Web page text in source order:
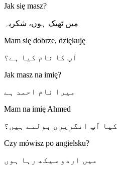
Jak się masz?
میں ٹھیک ہوں، شکریہ
Mam się dobrze, dziękuję
آپ کا نام کیا ہے؟
Jak masz na imię?
میرا نام احمد ہے
Mam na imię Ahmed
کیا آپ انگریزی بولتے ہیں؟
Czy mówisz po angielsku?
میں اردو سیکھ رہا ہوں